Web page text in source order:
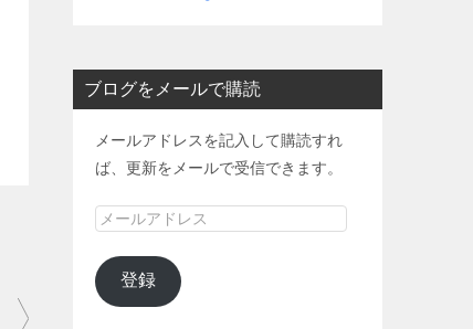
ブログをメールで購読
メールアドレスを記入して購読すれ
ば、更新をメールで受信できます。
メ
ル
ア
登録